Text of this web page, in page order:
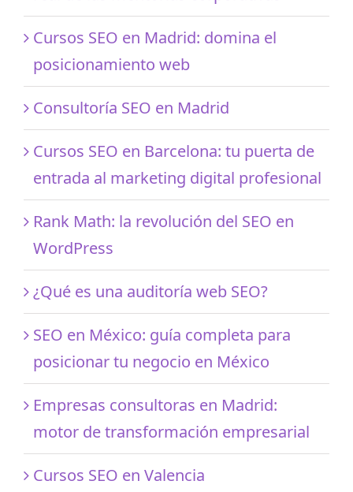
Cursos SEO en Madrid: domina el
posicionamiento web
Consultoría SEO en Madrid
Cursos SEO en Barcelona: tu puerta de
entrada al marketing digital profesional
Rank Math: la revolución del SEO en
WordPress
¿Qué es una auditoría web SEO?
SEO en México: guía completa para
posicionar tu negocio en México
Empresas consultoras en Madrid:
motor de transformación empresarial
Cursos SEO en Valencia